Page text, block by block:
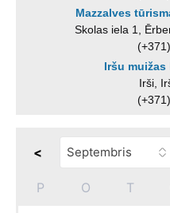
Mazzalves
Skolas iela 1,
Iršu muižas
Irši,
<
P O T